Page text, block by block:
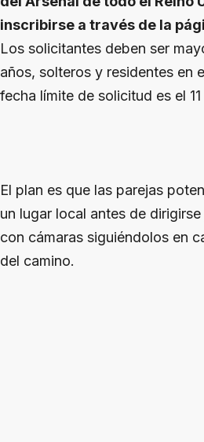
inscribirse a través de la
Los solicitantes deben ser
años, solteros y residentes en
fecha límite de solicitud es el
El plan es que las parejas
un lugar local antes de
con cámaras siguiéndolos en
del camino.